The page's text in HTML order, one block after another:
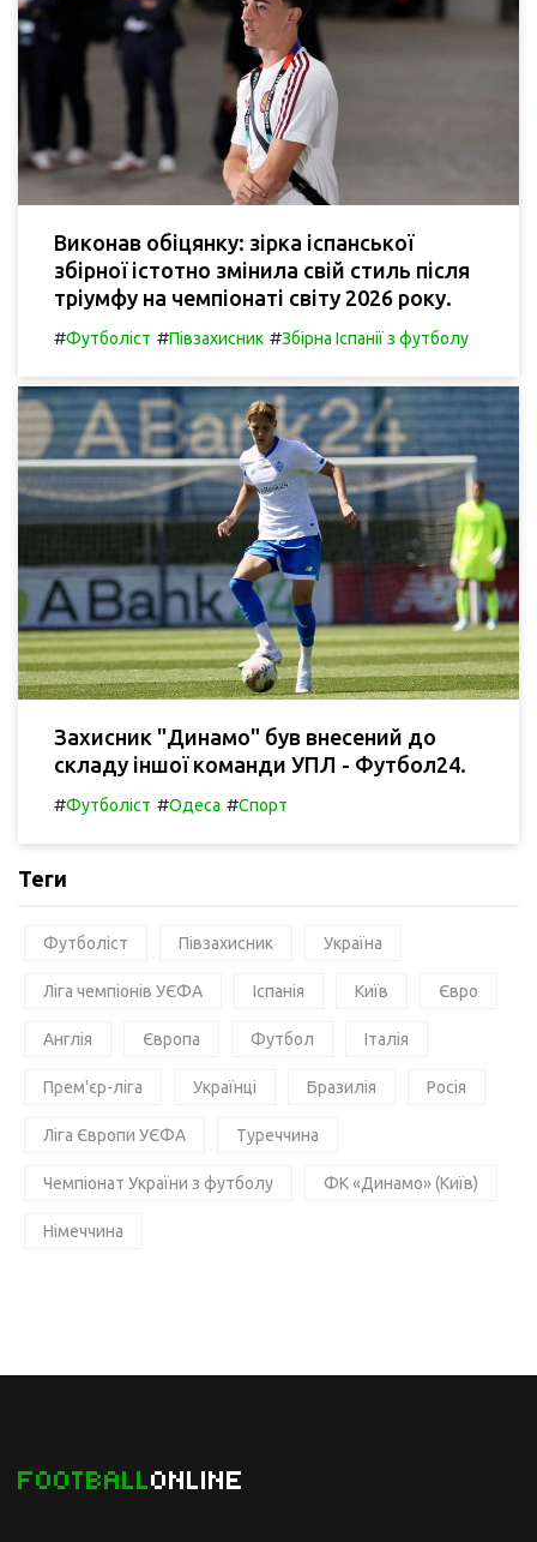
Виконав обіцянку: зірка іспанської
збірної істотно змінила свій стиль після
тріумфу на чемпіонаті світу 2026 року.
#Футболіст #Півзахисник #Збірна Іспанії з футболу
Захисник "Динамо" був внесений до
складу іншої команди УПЛ - Футбол24.
#Футболіст #Одеса #Спорт
Теги
Футболіст Півзахисник Україна
Ліга чемпіонів УЄФА Іспанія Київ Євро
Англія Європа Футбол Італія
Прем'єр-ліга Українці Бразилія Росія
Ліга Європи УЄФА Туреччина
Чемпіонат України з футболу ФК «Динамо» (Київ)
Німеччина
FOOTBALLONLINE